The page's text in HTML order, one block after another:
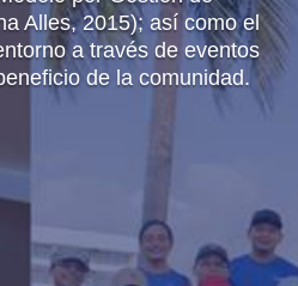
Alles, 2015); así como el
a través de eventos
de la comunidad.